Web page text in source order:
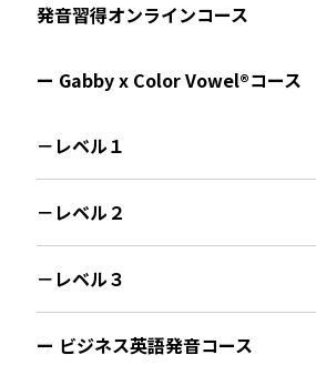
発音習得オンラインコース
ー Gabby x Color Vowel®︎コース
－レベル１
－レベル２
－レベル３
ー ビジネス英語発音コース